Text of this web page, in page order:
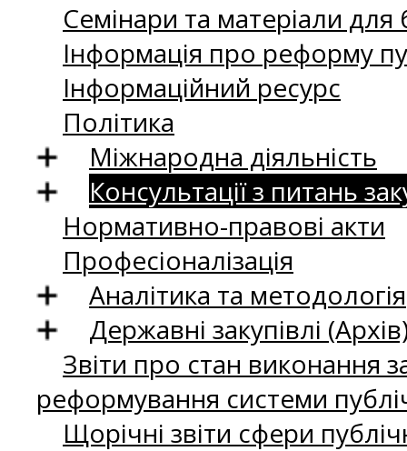
Семінари та матеріали для
Інформація про реформу
Інформаційний ресурс
Політика
Міжнародна діяльність
Консультації з питань
Нормативно-правові акти
Професіоналізація
Аналітика та методологія
Державні закупівлі
Звіти про стан виконання
реформування системи
Щорічні звіти сфери